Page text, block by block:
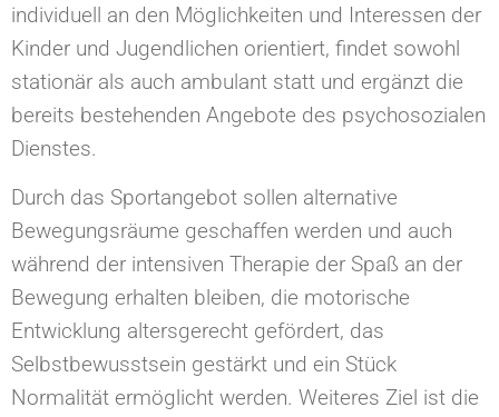
individuell an den Möglichkeiten und Interessen der
Kinder und Jugendlichen orientiert, findet sowohl
stationär als auch ambulant statt und ergänzt die
bereits bestehenden Angebote des psychosozialen
Dienstes.
Durch das Sportangebot sollen alternative
Bewegungsräume geschaffen werden und auch
während der intensiven Therapie der Spaß an der
Bewegung erhalten bleiben, die motorische
Entwicklung altersgerecht gefördert, das
Selbstbewusstsein gestärkt und ein Stück
Normalität ermöglicht werden. Weiteres Ziel ist die